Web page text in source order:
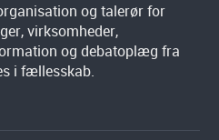
og talerør for
virksomheder,
og debatoplæg fra
i fællesskab.